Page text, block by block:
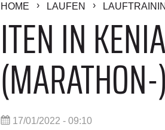
HOME LAUFEN
ITEN IN
17/01/2022 - 09:10